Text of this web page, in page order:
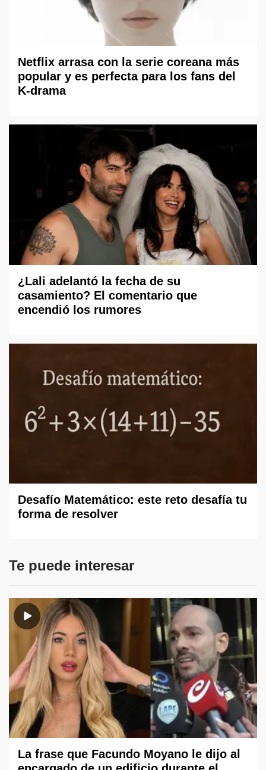
Netflix arrasa con la serie coreana más
popular y es perfecta para los fans del
K-drama
¿Lali adelantó la fecha de su
casamiento? El comentario que
encendió los rumores
Desafío Matemático: este reto desafía tu
forma de resolver
Te puede interesar
La frase que Facundo Moyano le dijo al